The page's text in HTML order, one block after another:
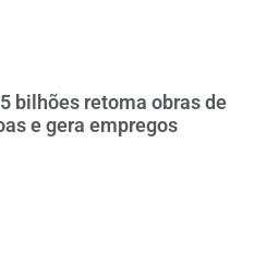
bilhões retoma obras de
e gera empregos